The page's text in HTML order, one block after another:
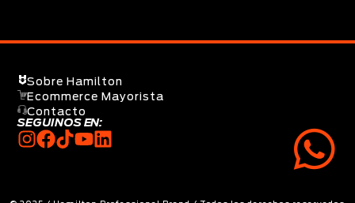
Sobre Hamilton
Ecommerce Mayorista
Contacto
SEGUINOS EN: